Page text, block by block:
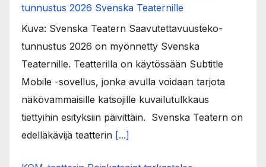
tunnustus 2026 Svenska Teaternille
Kuva: Svenska Teatern Saavutettavuusteko-
tunnustus 2026 on myönnetty Svenska
Teaternille. Teatterilla on käytössään Subtitle
Mobile -sovellus, jonka avulla voidaan tarjota
näkövammaisille katsojille kuvailutulkkaus
tiettyihin esityksiin päivittäin. Svenska Teatern on
edelläkävijä teatterin [...]